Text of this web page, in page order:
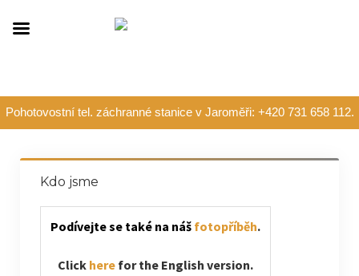
Pohotovostní tel. záchranné stanice v Jaroměři: +420 731 658 112.
Kdo jsme
Podívejte se také na náš fotopříběh.
Click herefor the English version.